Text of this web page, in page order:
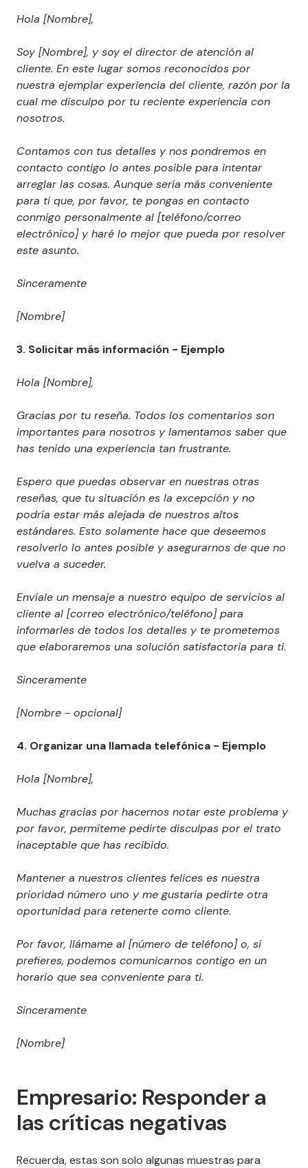
Hola [Nombre],
Soy [Nombre], y soy el director de atención al
cliente. En este lugar somos reconocidos por
nuestra ejemplar experiencia del cliente, razón por la
cual me disculpo por tu reciente experiencia con
nosotros.
Contamos con tus detalles y nos pondremos en
contacto contigo lo antes posible para intentar
arreglar las cosas. Aunque sería más conveniente
para ti que, por favor, te pongas en contacto
conmigo personalmente al [teléfono/correo
electrónico] y haré lo mejor que pueda por resolver
este asunto.
Sinceramente
[Nombre]
3. Solicitar más información - Ejemplo
Hola [Nombre],
Gracias por tu reseña. Todos los comentarios son
importantes para nosotros y lamentamos saber que
has tenido una experiencia tan frustrante.
Espero que puedas observar en nuestras otras
reseñas, que tu situación es la excepción y no
podría estar más alejada de nuestros altos
estándares. Esto solamente hace que deseemos
resolverlo lo antes posible y asegurarnos de que no
vuelva a suceder.
Envíale un mensaje a nuestro equipo de servicios al
cliente al [correo electrónico/teléfono] para
informarles de todos los detalles y te prometemos
que elaboraremos una solución satisfactoria para ti.
Sinceramente
[Nombre - opcional]
4. Organizar una llamada telefónica - Ejemplo
Hola [Nombre],
Muchas gracias por hacernos notar este problema y
por favor, permíteme pedirte disculpas por el trato
inaceptable que has recibido.
Mantener a nuestros clientes felices es nuestra
prioridad número uno y me gustaría pedirte otra
oportunidad para retenerte como cliente.
Por favor, llámame al [número de teléfono] o, si
prefieres, podemos comunicarnos contigo en un
horario que sea conveniente para ti.
Sinceramente
[Nombre]
Empresario: Responder a
las críticas negativas
Recuerda, estas son solo algunas muestras para